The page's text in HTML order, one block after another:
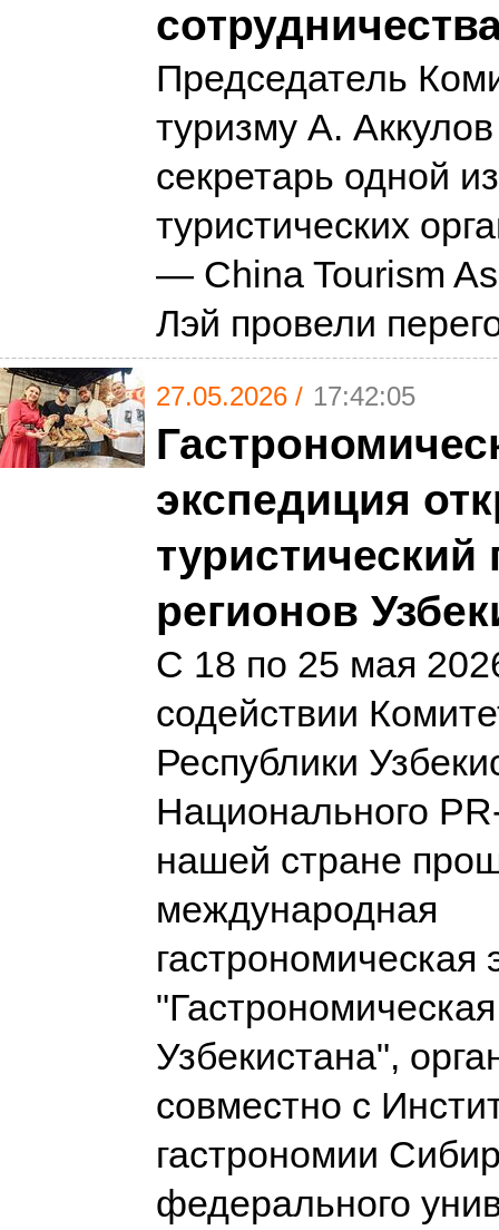
Председатель
туризму А.
секретарь одной
туристических
— China Tourism
Лэй провели
27.05.2026 / 17:42:05
экспедиция
туристический
регионов
С 18 по 25 мая
содействии
Республики
Национального
нашей стране
международная
гастрономическая
Узбекистана",
совместно с
гастрономии
федерального